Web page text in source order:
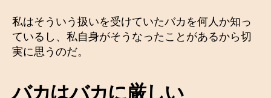
私はそういう扱いを受けていたバカを何人か知っ
ているし、私自身がそうなったことがあるから切
実に思うのだ。
バカはバカに厳しい